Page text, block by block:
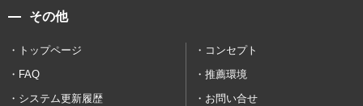
その他
トップページ
コンセプト
FAQ
推薦環境
システム更新履歴
お問い合せ